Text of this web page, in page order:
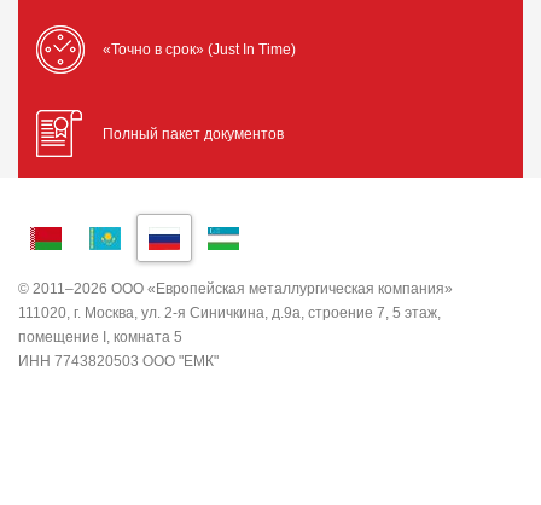
«Точно в срок» (Just In Time)
Полный пакет документов
© 2011–2026 ООО «Европейская металлургическая компания»
111020, г. Москва, ул. 2-я Синичкина, д.9а, строение 7, 5 этаж,
помещение I, комната 5
ИНН 7743820503 ООО "ЕМК"